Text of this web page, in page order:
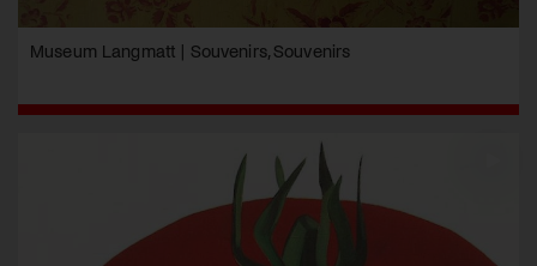
Museum Langmatt | Souvenirs, Souvenirs